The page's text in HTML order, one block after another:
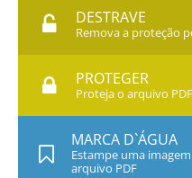
DESTRAVE
Remova a proteção
PROTEGER
Proteja o arquivo
MARCA D`ÁGUA
Estampe uma
arquivo PDF